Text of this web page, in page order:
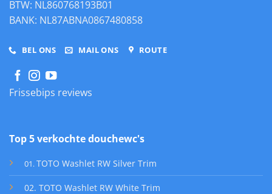
BTW: NL860768193B01
BANK: NL87ABNA0867480858
BEL ONS MAIL ONS ROUTE
Frissebips reviews
Top 5 verkochte douchewc's
01 . TOTO Washlet RW Silver Trim
02. TOTO Washlet RW White Trim